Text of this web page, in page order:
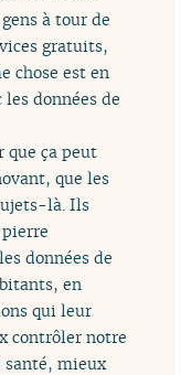
à tour de
gratuits,
chose est en
données de
que ça peut
que les
là. Ils
données de
en
qui leur
contrôler notre
mieux